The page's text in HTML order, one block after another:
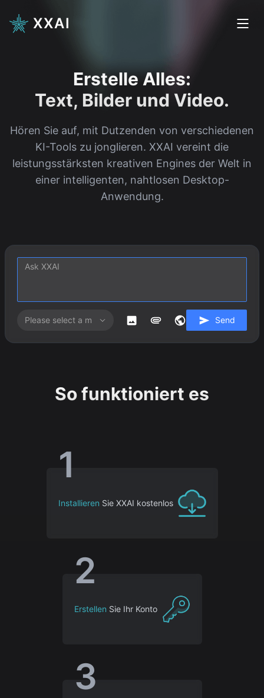
XXAI
Erstelle Alles:
Text, Bilder und Video.
Hören Sie auf, mit Dutzenden von verschiedenen
KI-Tools zu jonglieren. XXAI vereint die
leistungsstärksten kreativen Engines der Welt in
einer intelligenten, nahtlosen Desktop-
Anwendung.
Send
So funktioniert es
1
Installieren Sie XXAI kostenlos
2
Erstellen Sie Ihr Konto
3